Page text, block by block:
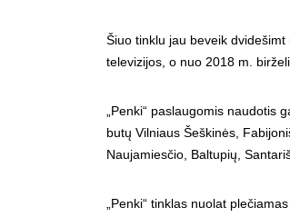
Šiuo tinklu jau beveik
televizijos, o nuo 2018 m.
„Penki“ paslaugomis naudotis
butų Vilniaus Šeškinės,
Naujamiesčio, Baltupių,
„Penki“ tinklas nuolat